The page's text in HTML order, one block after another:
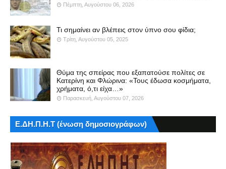
Πέμπτη, Αυγούστου 06, 2026
Τι σημαίνει αν βλέπεις στον ύπνο σου φίδια;
Τρίτη, Αυγούστου 05, 2025
Θύμα της σπείρας που εξαπατούσε πολίτες σε
Κατερίνη και Φλώρινα: «Τους έδωσα κοσμήματα,
χρήματα, ό,τι είχα…»
Παρασκευή, Αυγούστου 07, 2026
Ε.ΔΗ.Π.Η.Τ (ένωση δημοσιογράφων)